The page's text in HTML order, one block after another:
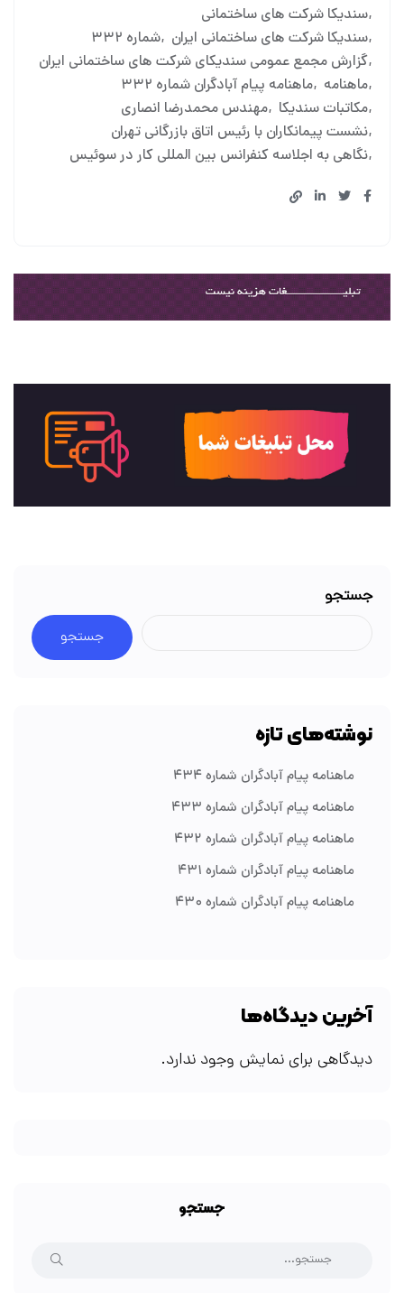
سندیکا شرکت های ساختمانی
سندیکا شرکت های ساختمانی ایران شماره ۳۳۲
گزارش مجمع عمومی سندیکای شرکت های ساختمانی ایران
ماهنامه ماهنامه پیام آبادگران شماره ۳۳۲
مکاتبات سندیکا مهندس محمدرضا انصاری
نشست پیمانکاران با رئیس اتاق بازرگانی تهران
نگاهی به اجلاسه کنفرانس بین المللی کار در سوئیس
جستجو
جستجو
نوشته‌های تازه
ماهنامه پیام آبادگران شماره ۴۳۴
ماهنامه پیام آبادگران شماره ۴۳۳
ماهنامه پیام آبادگران شماره ۴۳۲
ماهنامه پیام آبادگران شماره ۴۳۱
ماهنامه پیام آبادگران شماره ۴۳۰
آخرین دیدگاه‌ها
دیدگاهی برای نمایش وجود ندارد.
جستجو